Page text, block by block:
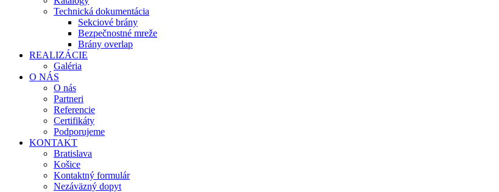
Technická dokumentácia
Sekciové brány
Bezpečnostné mreže
Brány overlap
REALIZÁCIE
Galéria
O NÁS
O nás
Partneri
Referencie
Certifikáty
Podporujeme
KONTAKT
Bratislava
Košice
Kontaktný formulár
Nezáväzný dopyt